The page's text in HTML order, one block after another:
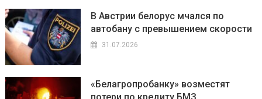
В Австрии белорус мчался по
автобану с превышением скорости
31.07.2026
«Белагропробанку» возместят